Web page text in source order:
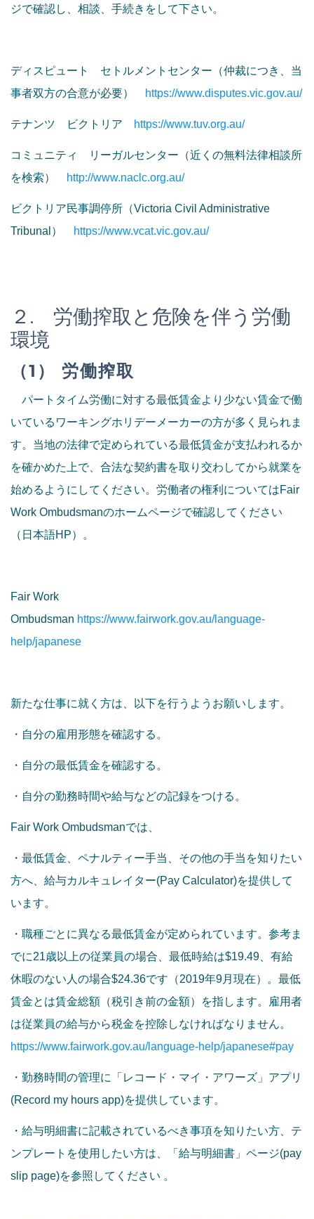
ジで確認し、相談、手続きをして下さい。
ディスピュート セトルメントセンター（仲裁につき、当
事者双方の合意が必要）
https://www.disputes.vic.gov.au/
テナンツ ビクトリア https://www.tuv.org.au/
コミュニティ リーガルセンター（近くの無料法律相談所
を検索）
http://www.naclc.org.au/
ビクトリア民事調停所（Victoria Civil Administrative
Tribunal）
https://www.vcat.vic.gov.au/
２. 労働搾取と危険を伴う労働
環境
（1） 労働搾取
パートタイム労働に対する最低賃金より少ない賃金で働
いているワーキングホリデーメーカーの方が多く見られま
す。当地の法律で定められている最低賃金が支払われるか
を確かめた上で、合法な契約書を取り交わしてから就業を
始めるようにしてください。労働者の権利についてはFair
Work Ombudsmanのホームページで確認してください
（日本語HP）。
Fair Work
Ombudsman https://www.fairwork.gov.au/language-
help/japanese
新たな仕事に就く方は、以下を行うようお願いします。
・自分の雇用形態を確認する。
・自分の最低賃金を確認する。
・自分の勤務時間や給与などの記録をつける。
Fair Work Ombudsmanでは、
・最低賃金、ペナルティー手当、その他の手当を知りたい
方へ、給与カルキュレイター(Pay Calculator)を提供して
います。
・職種ごとに異なる最低賃金が定められています。参考ま
でに21歳以上の従業員の場合、最低時給は$19.49、有給
休暇のない人の場合$24.36です（2019年9月現在）。最低
賃金とは賃金総額（税引き前の金額）を指します。雇用者
は従業員の給与から税金を控除しなければなりません。
https://www.fairwork.gov.au/language-help/japanese#pay
・勤務時間の管理に「レコード・マイ・アワーズ」アプリ
(Record my hours app)を提供しています。
・給与明細書に記載されているべき事項を知りたい方、テ
ンプレートを使用したい方は、「給与明細書」ページ(pay
slip page)を参照してください 。